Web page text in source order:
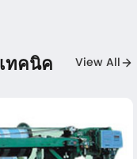
ทคนิค View All